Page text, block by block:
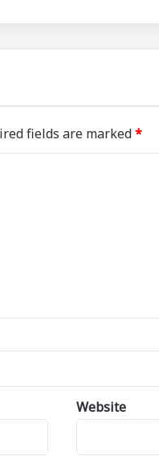
fields are marked*
Website